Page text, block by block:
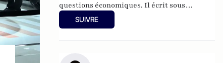
questions économiques. Il écrit sous
pseudonyme car il ne peut engager
l’institution pour laquelle il travaille.
SUIVRE